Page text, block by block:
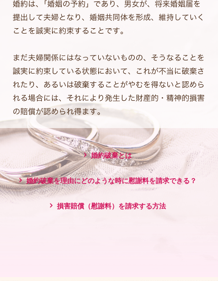
婚約破棄とは
婚約破棄を理由にどのような時に慰謝料を請求できる？
損害賠償（慰謝料）を請求する方法